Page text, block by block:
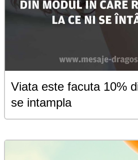
Viata este facuta 10%
se intampla